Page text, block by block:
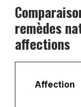
remèdes
affections
Affection